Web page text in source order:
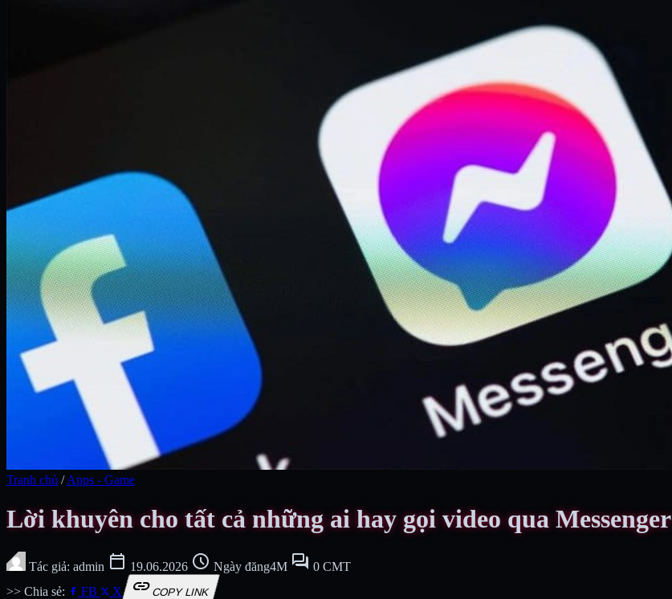
Tranh chủ / Apps - Game
Lời khuyên cho tất cả những ai hay gọi video qua Messenger
Tác giả: admin calendar_today 19.06.2026 schedule Ngày đăng4M forum 0 CMT
>> Chia sẻ:
FB X linkCOPY LINK